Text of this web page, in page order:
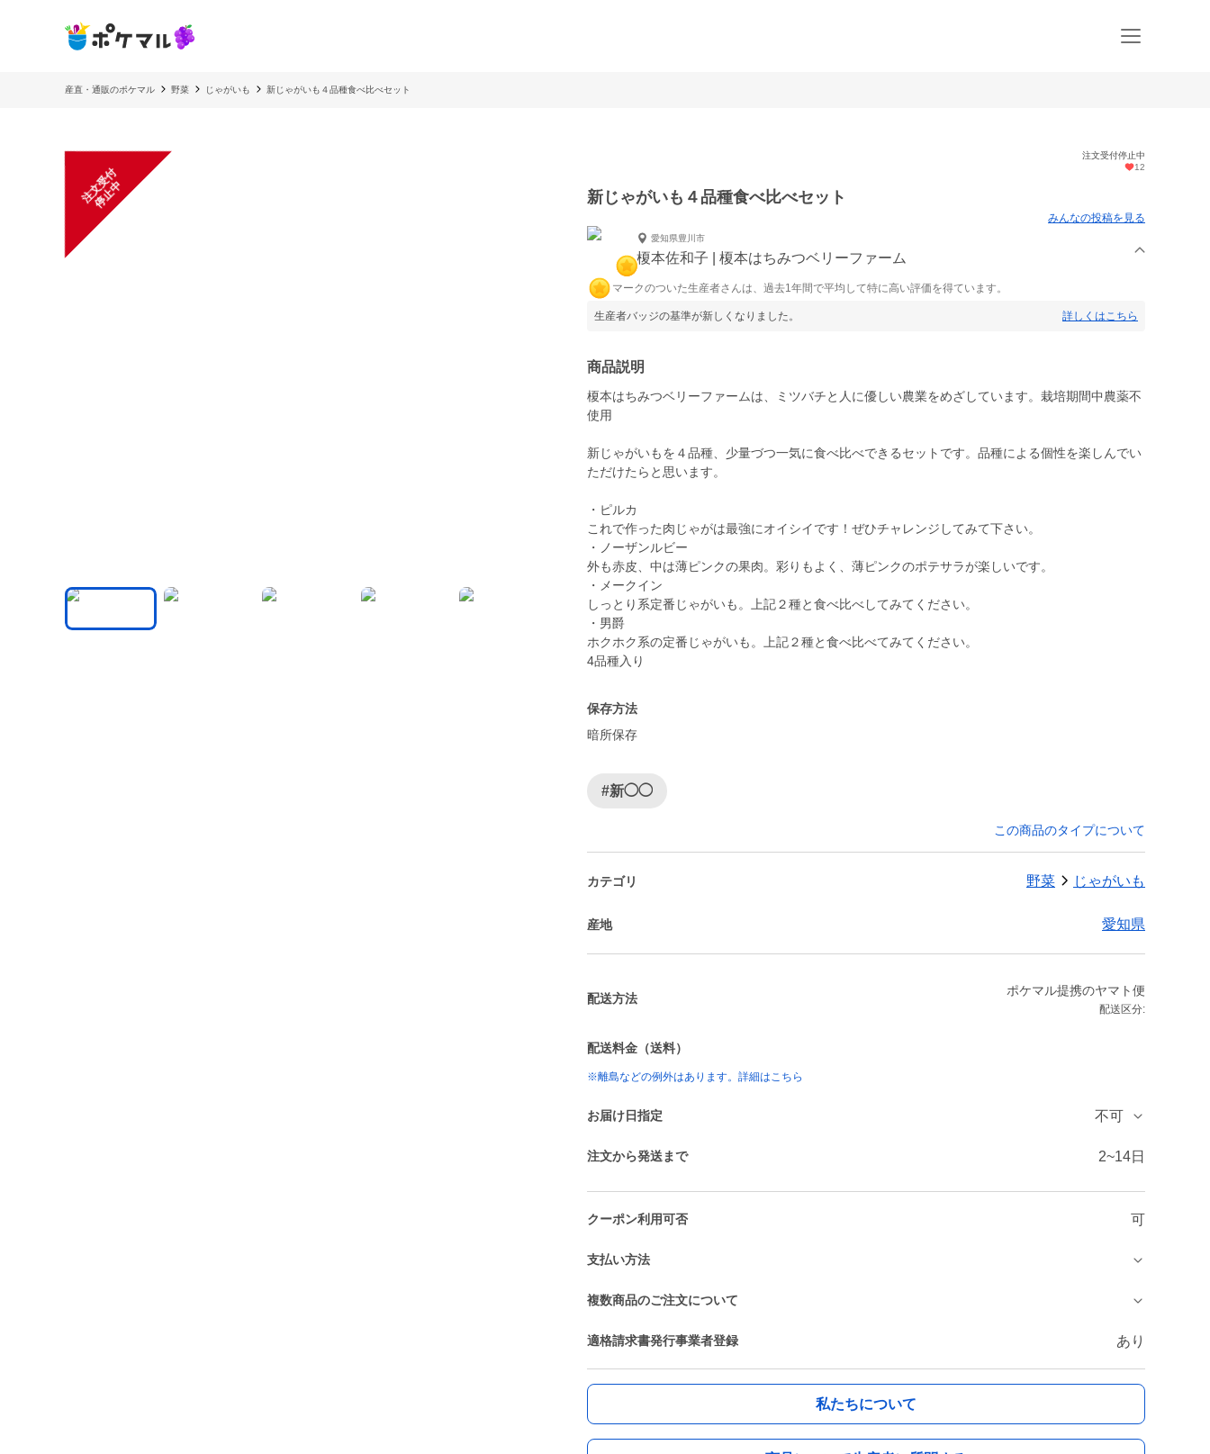
産直・通販のポケマル 野菜 じゃがいも 新じゃがいも４品種食べ比べセット
注
文
受
付
停
止
中
注文受付停止中
12
新じゃがいも４品種食べ比べセット
みんなの投稿を見る
愛知県豊川市
榎本佐和子 | 榎本はちみつベリーファーム
マークのついた生産者さんは、過去1年間で平均して特に高い評価を得ています。
生産者バッジの基準が新しくなりました。 詳しくはこちら
商品説明
榎本はちみつベリーファームは、ミツバチと人に優しい農業をめざしています。栽培期間中農薬不
使用
新じゃがいもを４品種、少量づつ一気に食べ比べできるセットです。品種による個性を楽しんでい
ただけたらと思います。
・ピルカ
これで作った肉じゃがは最強にオイシイです！ぜひチャレンジしてみて下さい。
・ノーザンルビー
外も赤皮、中は薄ピンクの果肉。彩りもよく、薄ピンクのポテサラが楽しいです。
・メークイン
しっとり系定番じゃがいも。上記２種と食べ比べしてみてください。
・男爵
ホクホク系の定番じゃがいも。上記２種と食べ比べてみてください。
保存方法
暗所保存
#新◯◯
この商品のタイプについて
カテゴリ 野菜 じゃがいも
産地 愛知県
配送方法
ポケマル提携のヤマト便
配送区分:
配送料金（送料）
※離島などの例外はあります。詳細はこちら
お届け日指定 不可
注文から発送まで 2~14日
クーポン利用可否 可
支払い方法
複数商品のご注文について
適格請求書発行事業者登録 あり
私たちについて